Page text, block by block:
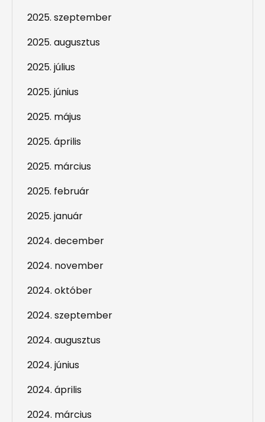
2025. szeptember
2025. augusztus
2025. július
2025. június
2025. május
2025. április
2025. március
2025. február
2025. január
2024. december
2024. november
2024. október
2024. szeptember
2024. augusztus
2024. június
2024. április
2024. március